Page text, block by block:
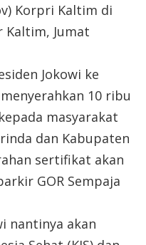
Korpri Kaltim di
Kaltim, Jumat
Jokowi ke
10 ribu
masyarakat
dan Kabupaten
sertifikat akan
GOR Sempaja
nantinya akan